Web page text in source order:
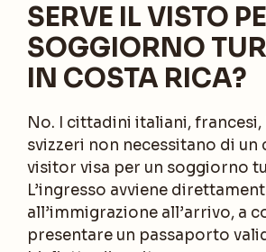
SERVE IL VISTO
SOGGIORNO
IN COSTA RICA?
No. I cittadini italiani, francesi,
svizzeri non necessitano di un
visitor visa per un soggiorno
L’ingresso avviene
all’immigrazione all’arrivo, a
presentare un passaporto